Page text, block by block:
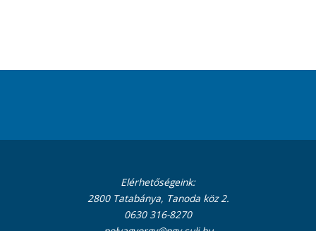
Elérhetőségeink:
2800 Tatabánya, Tanoda köz 2.
0630 316-8270